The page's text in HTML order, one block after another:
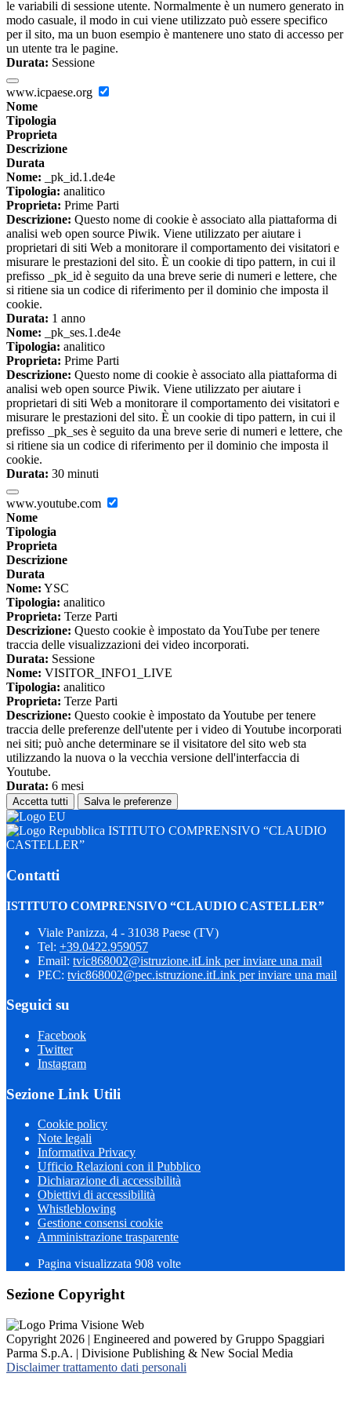
le variabili di sessione utente. Normalmente è un numero generato in
modo casuale, il modo in cui viene utilizzato può essere specifico
per il sito, ma un buon esempio è mantenere uno stato di accesso per
un utente tra le pagine.
Durata: Sessione
www.icpaese.org
Nome
Tipologia
Proprieta
Descrizione
Durata
Nome: _pk_id.1.de4e
Tipologia: analitico
Proprieta: Prime Parti
Descrizione: Questo nome di cookie è associato alla piattaforma di
analisi web open source Piwik. Viene utilizzato per aiutare i
proprietari di siti Web a monitorare il comportamento dei visitatori e
misurare le prestazioni del sito. È un cookie di tipo pattern, in cui il
prefisso _pk_id è seguito da una breve serie di numeri e lettere, che
si ritiene sia un codice di riferimento per il dominio che imposta il
cookie.
Durata: 1 anno
Nome: _pk_ses.1.de4e
Tipologia: analitico
Proprieta: Prime Parti
Descrizione: Questo nome di cookie è associato alla piattaforma di
analisi web open source Piwik. Viene utilizzato per aiutare i
proprietari di siti Web a monitorare il comportamento dei visitatori e
misurare le prestazioni del sito. È un cookie di tipo pattern, in cui il
prefisso _pk_ses è seguito da una breve serie di numeri e lettere, che
si ritiene sia un codice di riferimento per il dominio che imposta il
cookie.
Durata: 30 minuti
www.youtube.com
Nome
Tipologia
Proprieta
Descrizione
Durata
Nome: YSC
Tipologia: analitico
Proprieta: Terze Parti
Descrizione: Questo cookie è impostato da YouTube per tenere
traccia delle visualizzazioni dei video incorporati.
Durata: Sessione
Nome: VISITOR_INFO1_LIVE
Tipologia: analitico
Proprieta: Terze Parti
Descrizione: Questo cookie è impostato da Youtube per tenere
traccia delle preferenze dell'utente per i video di Youtube incorporati
nei siti; può anche determinare se il visitatore del sito web sta
utilizzando la nuova o la vecchia versione dell'interfaccia di
Youtube.
Durata: 6 mesi
Accetta tutti Salva le preferenze
ISTITUTO COMPRENSIVO “CLAUDIO
CASTELLER”
Contatti
ISTITUTO COMPRENSIVO “CLAUDIO CASTELLER”
Viale Panizza, 4 - 31038 Paese (TV)
Tel: +39.0422.959057
Email: tvic868002@istruzione.itLink per inviare una mail
PEC: tvic868002@pec.istruzione.itLink per inviare una mail
Seguici su
Facebook
Twitter
Instagram
Sezione Link Utili
Cookie policy
Note legali
Informativa Privacy
Ufficio Relazioni con il Pubblico
Dichiarazione di accessibilità
Obiettivi di accessibilità
Whistleblowing
Gestione consensi cookie
Amministrazione trasparente
Pagina visualizzata 908 volte
Sezione Copyright
Copyright 2026 | Engineered and powered by Gruppo Spaggiari
Parma S.p.A. | Divisione Publishing & New Social Media
Disclaimer trattamento dati personali